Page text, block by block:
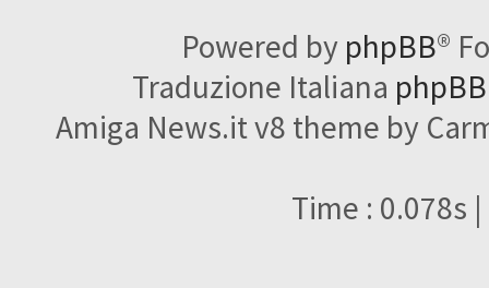
Powered by phpBB®
Traduzione Italiana
Amiga News.it v8 theme by
Time : 0.078s